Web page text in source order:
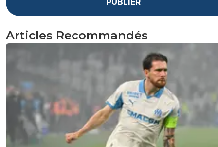
PUBLIER
Articles Recommandés